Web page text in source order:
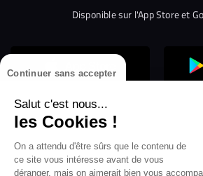
Continuer sans accepter
Salut c'est nous...
les Cookies !
On a attendu d'être sûrs que le contenu de
ce site vous intéresse avant de vous
déranger, mais on aimerait bien vous
Disponible sur l'App Store et
Confidentialité
Gestion
Conditions générales d’utilisation